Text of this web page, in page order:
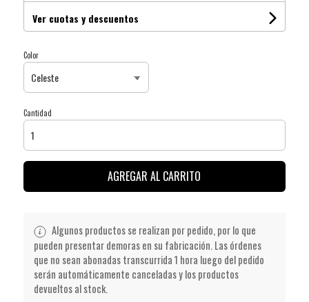
Ver cuotas y descuentos
Color
Cantidad
AGREGAR AL CARRITO
Algunos productos se realizan por pedido, por lo que
pueden presentar demoras en su fabricación. Las órdenes
que no sean abonadas transcurrida 1 hora luego del pedido
serán automáticamente canceladas y los productos
devueltos al stock.